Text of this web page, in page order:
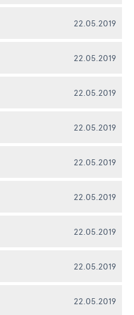
22.05.2019
22.05.2019
22.05.2019
22.05.2019
22.05.2019
22.05.2019
22.05.2019
22.05.2019
22.05.2019